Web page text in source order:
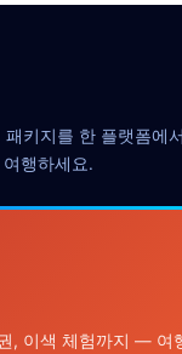
키지를 한 플랫폼
행하세요.
, 이색 체험까지 — 여